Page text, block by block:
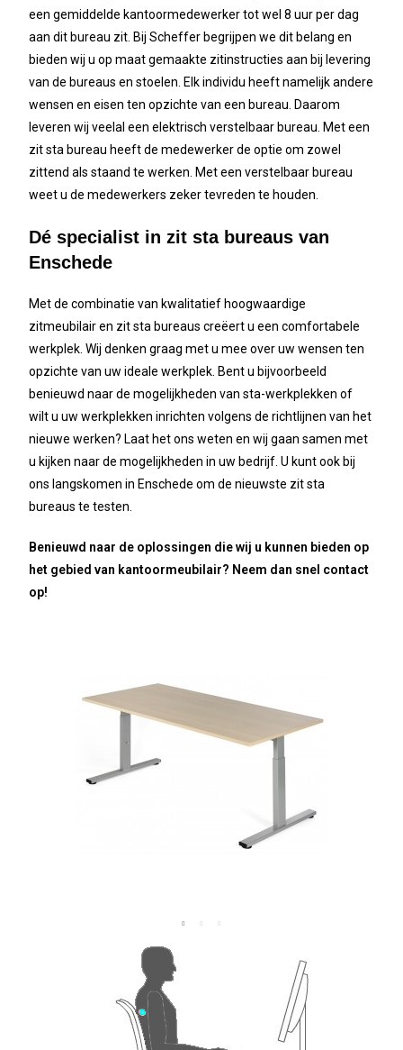
een gemiddelde kantoormedewerker tot wel 8 uur per dag
aan dit bureau zit. Bij Scheffer begrijpen we dit belang en
bieden wij u op maat gemaakte zitinstructies aan bij levering
van de bureaus en stoelen. Elk individu heeft namelijk andere
wensen en eisen ten opzichte van een bureau. Daarom
leveren wij veelal een elektrisch verstelbaar bureau. Met een
zit sta bureau heeft de medewerker de optie om zowel
zittend als staand te werken. Met een verstelbaar bureau
weet u de medewerkers zeker tevreden te houden.
Dé specialist in zit sta bureaus van
Enschede
Met de combinatie van kwalitatief hoogwaardige
zitmeubilair en zit sta bureaus creëert u een comfortabele
werkplek. Wij denken graag met u mee over uw wensen ten
opzichte van uw ideale werkplek. Bent u bijvoorbeeld
benieuwd naar de mogelijkheden van sta-werkplekken of
wilt u uw werkplekken inrichten volgens de richtlijnen van het
nieuwe werken? Laat het ons weten en wij gaan samen met
u kijken naar de mogelijkheden in uw bedrijf. U kunt ook bij
ons langskomen in Enschede om de nieuwste zit sta
bureaus te testen.
Benieuwd naar de oplossingen die wij u kunnen bieden op
het gebied van kantoormeubilair? Neem dan snel contact
op!